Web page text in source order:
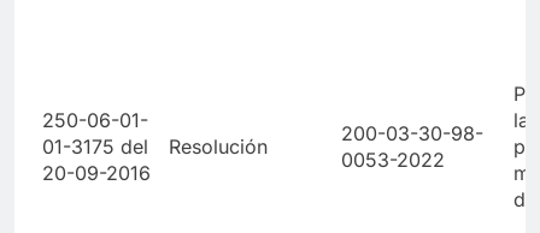
250-06-01-
01-3175 del
20-09-2016
Resolución
200-03-30-98-
0053-2022
la